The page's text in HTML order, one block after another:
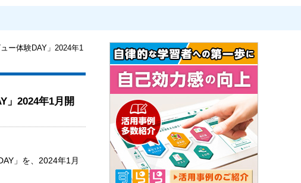
ー体験DAY」2024年1
」2024年1月開
」を、2024年1月